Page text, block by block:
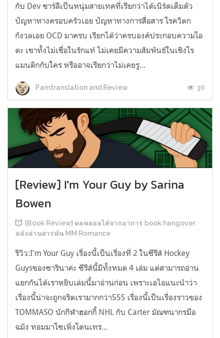
กับ Dev ชาร์ลีเป็นหนุ่มสายเทคที่เรียกว่าได้เนิร์ดเต็มตัว
ปัญหาทางครอบครัวเอย ปัญหาทางการสื่อสาร โรควิตก
กังวลเอย OCD มาครบ เรียกได้ว่าครบองค์ประกอบความโอ
ตะ เขาทั้งไม่เชื่อในรักแท้ ไม่เคยมีความสัมพันธ์ในเชิงโร
แมนติกกับใคร หรืออาจเรียกว่าไม่เคยรู...
Parntranslation and Review 30
[Review] I'm Your Guy by Sarina
Bowen
[Book Review] ผลพลอยได้จากอาการ book hangover
หลังอ่านสารพัน MM Romance
รีวิว:I'm Your Guy เรื่องนี้เป็นเรื่องที่ 2 ในซีรีส์ Hockey
Guysของซารินาค่ะ ซีรีส์นี้มีทั้งหมด 4 เล่ม แต่สามารถอ่าน
แยกกันได้เราหยิบเล่มนี้มาอ่านก่อน เพราะเอไอแนะนำว่า
เรื่องนี้น่าจะถูกจริตเรามากกว่า555 เรื่องนี้เป็นเรื่องราวของ
TOMMASO นักกีฬาฮอกกี้ NHL กับ Carter มัณฑนากรมือ
ฉมัง ทอมมาโซเพิ่งโดนเทร...